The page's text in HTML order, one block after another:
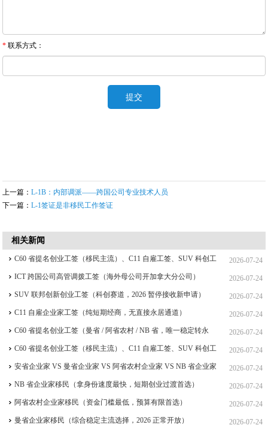
* 联系方式：
上一篇：L-1B：内部调派——跨国公司专业技术人员
下一篇：L-1签证是非移民工作签证
相关新闻
2026-07-24
C60 省提名创业工签（移民主流）、C11 自雇工签、SUV 科创工
签、ICT 跨国高管工签比较 2026-07-24
ICT 跨国公司高管调拨工签（海外母公司开加拿大分公司）
2026-07-24
SUV 联邦创新创业工签（科创赛道，2026 暂停接收新申请）
2026-07-24
C11 自雇企业家工签（纯短期经商，无直接永居通道）
2026-07-24
C60 省提名创业工签（曼省 / 阿省农村 / NB 省，唯一稳定转永
居，重点） 2026-07-24
C60 省提名创业工签（移民主流）、C11 自雇工签、SUV 科创工
签、ICT 跨国高管工签 2026-07-24
安省企业家 VS 曼省企业家 VS 阿省农村企业家 VS NB 省企业家
四合一详细对比（2026 年 7 月最新官方政策） 2026-07-24
NB 省企业家移民（拿身份速度最快，短期创业过渡首选）
2026-07-24
阿省农村企业家移民（资金门槛最低，预算有限首选）
2026-07-24
曼省企业家移民（综合稳定主流选择，2026 正常开放）